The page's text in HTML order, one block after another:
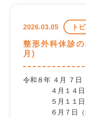
リウマチ・膠原病科
在宅医療
各種検査
画像診断(CT/MRI)
脳波検査（EEG）
2026.03.05 ト
整形外科休診
月)
令和８年 ４月
４月１４日
５月１１日
６月７日（